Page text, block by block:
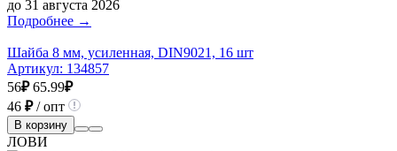
до 31 августа 2026
Подробнее →
Шайба 8 мм, усиленная, DIN9021, 16 шт
Артикул: 134857
56₽ 65.99₽
46 ₽/ опт
В корзину
ЛОВИ